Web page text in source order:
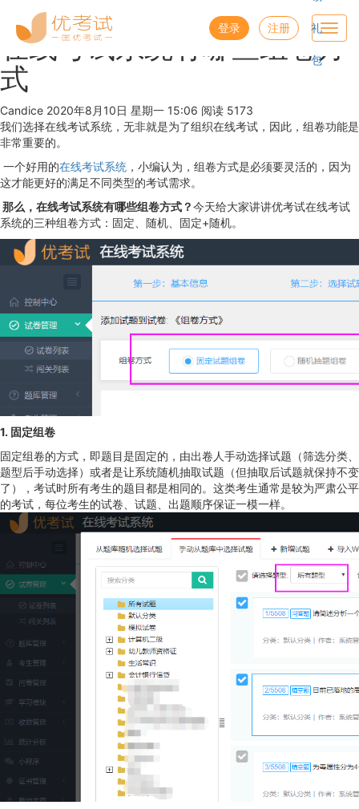
登录 注册 礼
包
在线考试系统有哪些组卷方
式
Candice 2020年8月10日 星期一 15:06 阅读 5173
我们选择在线考试系统，无非就是为了组织在线考试，因此，组卷功能是
非常重要的。
一个好用的在线考试系统 ，小编认为，组卷方式是必须要灵活的，因为
这才能更好的满足不同类型的考试需求。
那么，在线考试系统有哪些组卷方式？今天给大家讲讲优考试在线考试
系统的三种组卷方式：固定、随机、固定+随机。
1. 固定组卷
固定组卷的方式，即题目是固定的，由出卷人手动选择试题（筛选分类、
题型后手动选择）或者是让系统随机抽取试题（但抽取后试题就保持不变
了），考试时所有考生的题目都是相同的。这类考生通常是较为严肃公平
的考试，每位考生的试卷、试题、出题顺序保证一模一样。